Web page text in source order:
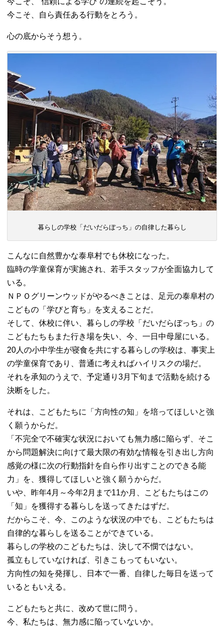
今こそ、自ら責任ある行動をとろう。
心の底からそう想う。
暮らしの学校「だいだらぼっち」の自律した暮らし
こんなに自然豊かな泰阜村でも休校になった。
臨時の学童保育が実施され、若手スタッフが全面協力して
いる。
ＮＰＯグリーンウッドがやるべきことは、足元の泰阜村の
こどもの「学びと育ち」を支えることだ。
そして、休校に伴い、暮らしの学校「だいだらぼっち」の
こどもたちもまた行き場を失い、今、一日中母屋にいる。
20人の小中学生が寝食を共にする暮らしの学校は、事実上
の学童保育であり、普通に考えればハイリスクの場だ。
それを承知のうえで、予定通り3月下旬まで活動を続ける
決断をした。
それは、こどもたちに「方向性の知」を培ってほしいと強
く願うからだ。
「不完全で不確実な状況においても無力感に陥らず、そこ
から問題解決に向けて最大限の有効な情報を引き出し方向
感覚の様に次の行動指針を自ら作り出すことのできる能
力」を、獲得してほしいと強く願うからだ。
いや、昨年4月～今年2月まで11か月、こどもたちはこの
「知」を獲得する暮らしを送ってきたはずだ。
だからこそ、今、このような状況の中でも、こどもたちは
自律的な暮らしを送ることができている。
暮らしの学校のこどもたちは、決して不憫ではない。
孤立もしていなければ、引きこもってもいない。
方向性の知を発揮し、日本で一番、自律した毎日を送って
いるともいえる。
こどもたちと共に、改めて世に問う。
今、私たちは、無力感に陥っていないか。